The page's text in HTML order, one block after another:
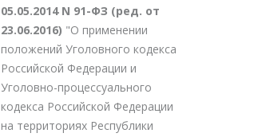
05.05.2014 N 91-ФЗ (ред. от
23.06.2016) "О применении
положений Уголовного кодекса
Российской Федерации и
Уголовно-процессуального
кодекса Российской Федерации
на территориях Республики